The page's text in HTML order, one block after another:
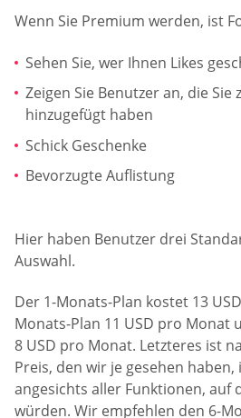
Wenn Sie Premium werden, ist
Sehen Sie, wer Ihnen Likes
Zeigen Sie Benutzer an, die
hinzugefügt haben
Schick Geschenke
Bevorzugte Auflistung
Hier haben Benutzer drei
Auswahl.
Der 1-Monats-Plan kostet 13
Monats-Plan 11 USD pro Monat
8 USD pro Monat. Letzteres ist
Preis, den wir je gesehen
angesichts aller Funktionen, auf
würden. Wir empfehlen den 6-